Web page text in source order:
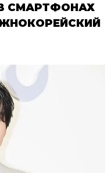
СМАРТФОНАХ